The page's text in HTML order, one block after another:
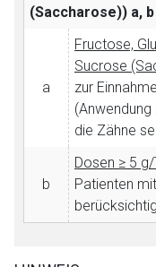
(Saccharose)) a, b
a
Fructose,
Sucrose
zur
die Zähne
b
Dosen ≥ 5
Patienten